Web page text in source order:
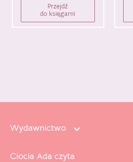
Przejdź
do księgarni
Wydawnictwo
Ciocia Ada czyta